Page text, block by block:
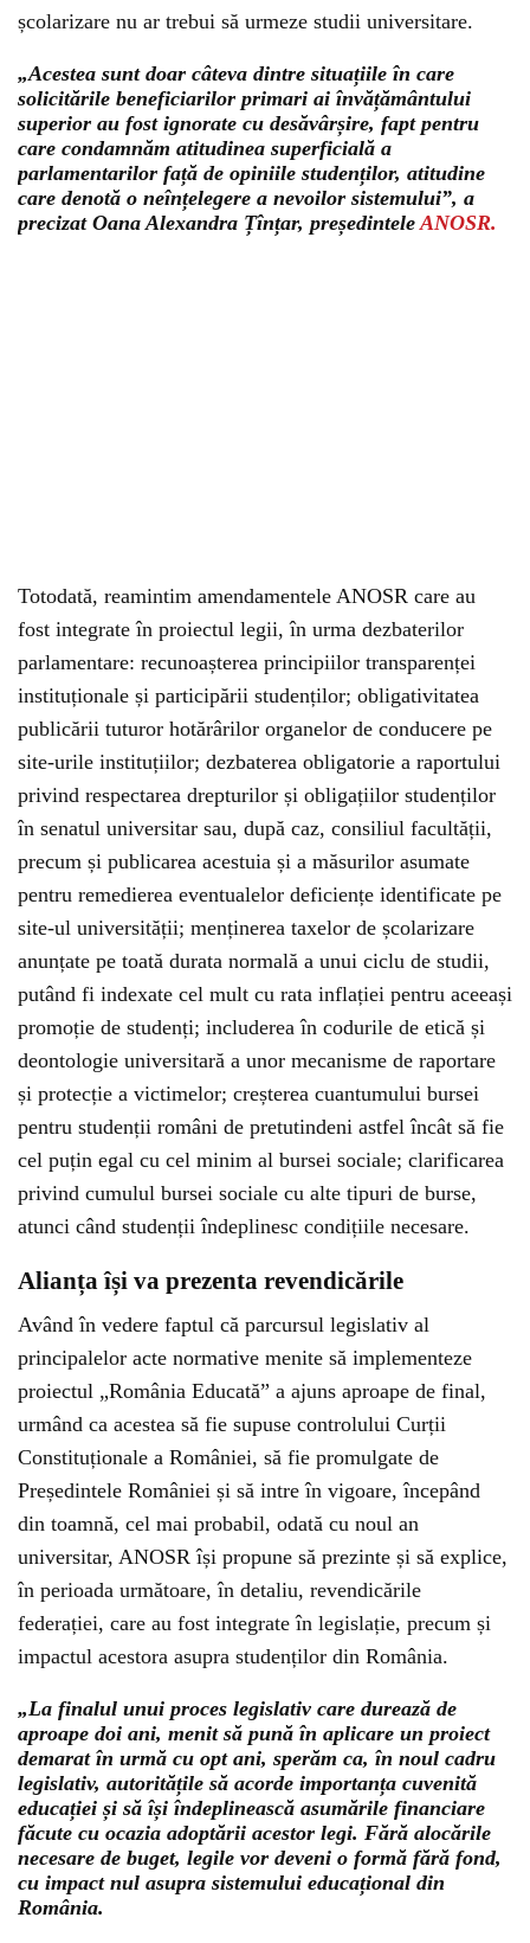
școlarizare nu ar trebui să urmeze studii universitare.
„Acestea sunt doar câteva dintre situațiile în care
solicitările beneficiarilor primari ai învățământului
superior au fost ignorate cu desăvârșire, fapt pentru
care condamnăm atitudinea superficială a
parlamentarilor față de opiniile studenților, atitudine
care denotă o neînțelegere a nevoilor sistemului”, a
precizat Oana Alexandra Țînțar, președinteleANOSR.
Totodată, reamintim amendamentele ANOSR care au
fost integrate în proiectul legii, în urma dezbaterilor
parlamentare: recunoașterea principiilor transparenței
instituționale și participării studenților; obligativitatea
publicării tuturor hotărârilor organelor de conducere pe
site-urile instituțiilor; dezbaterea obligatorie a raportului
privind respectarea drepturilor și obligațiilor studenților
în senatul universitar sau, după caz, consiliul facultății,
precum și publicarea acestuia și a măsurilor asumate
pentru remedierea eventualelor deficiențe identificate pe
site-ul universității; menținerea taxelor de școlarizare
anunțate pe toată durata normală a unui ciclu de studii,
putând fi indexate cel mult cu rata inflației pentru aceeași
promoție de studenți; includerea în codurile de etică și
deontologie universitară a unor mecanisme de raportare
și protecție a victimelor; creșterea cuantumului bursei
pentru studenții români de pretutindeni astfel încât să fie
cel puțin egal cu cel minim al bursei sociale; clarificarea
privind cumulul bursei sociale cu alte tipuri de burse,
atunci când studenții îndeplinesc condițiile necesare.
Alianța își va prezenta revendicările
Având în vedere faptul că parcursul legislativ al
principalelor acte normative menite să implementeze
proiectul „România Educată” a ajuns aproape de final,
urmând ca acestea să fie supuse controlului Curții
Constituționale a României, să fie promulgate de
Președintele României și să intre în vigoare, începând
din toamnă, cel mai probabil, odată cu noul an
universitar, ANOSR își propune să prezinte și să explice,
în perioada următoare, în detaliu, revendicările
federației, care au fost integrate în legislație, precum și
impactul acestora asupra studenților din România.
„La finalul unui proces legislativ care durează de
aproape doi ani, menit să pună în aplicare un proiect
demarat în urmă cu opt ani, sperăm ca, în noul cadru
legislativ, autoritățile să acorde importanța cuvenită
educației și să își îndeplinească asumările financiare
făcute cu ocazia adoptării acestor legi. Fără alocările
necesare de buget, legile vor deveni o formă fără fond,
cu impact nul asupra sistemului educațional din
România.